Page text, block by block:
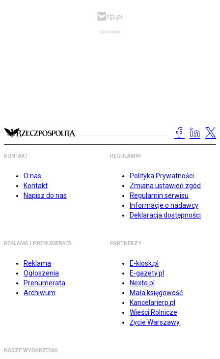
KONTAKT
O nas
Kontakt
Napisz do nas
REGULAMIN
Polityka Prywatności
Zmiana ustawień zgód
Regulamin serwisu
Informacje o nadawcy
Deklaracja dostępności
REKLAMA I PRENUMERATA
Reklama
Ogłoszenia
Prenumerata
Archiwum
PARTNERZY
E-kiosk.pl
E-gazety.pl
Nexto.pl
Mała księgowość
Kancelarierp.pl
Wieści Rolnicze
Życie Warszawy
NASZE WYDARZENIA